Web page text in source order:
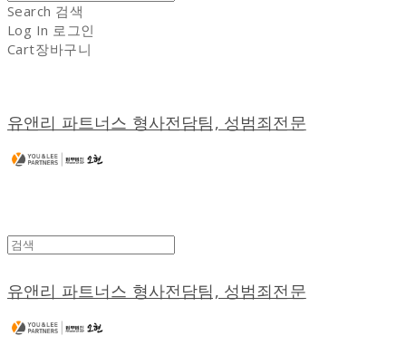
Search 검색
Log In 로그인
Cart장바구니
유앤리 파트너스 형사전담팀, 성범죄전문
유앤리 파트너스 형사전담팀, 성범죄전문